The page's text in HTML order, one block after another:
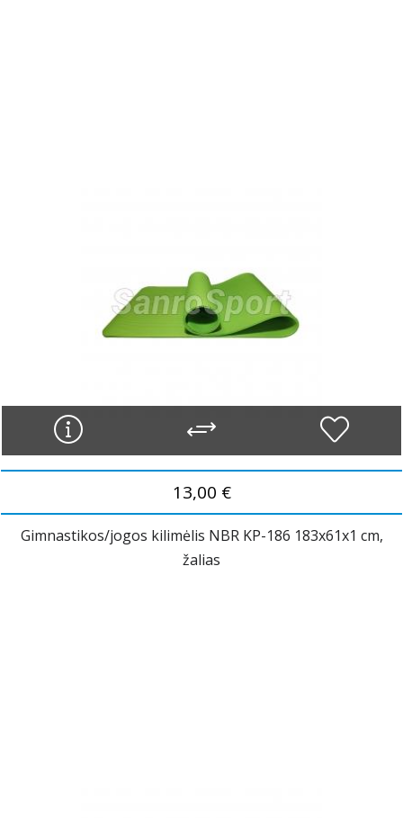
13,00 €
Gimnastikos/jogos kilimėlis NBR KP-186 183x61x1 cm,
žalias